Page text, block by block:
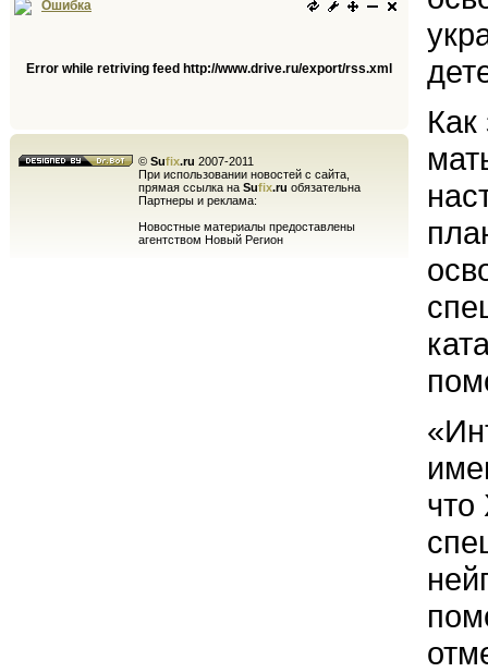
Ошибка
Error while retriving feed http://www.drive.ru/export/rss.xml
© Sufix.ru 2007-2011
При использовании новостей с сайта,
прямая ссылка на Sufix.ru обязательна
Партнеры и реклама:
Новостные материалы предоставлены
агентством Новый Регион
что